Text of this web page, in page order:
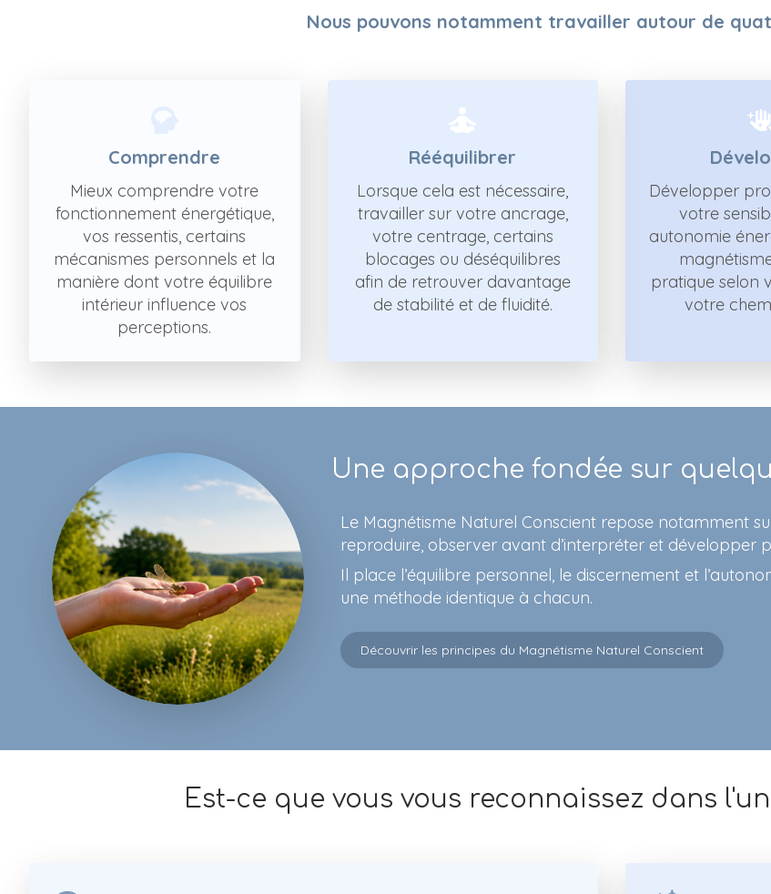
Nous pouvons notamment travailler autour de
Comprendre
Mieux comprendre votre
fonctionnement énergétique,
vos ressentis, certains
mécanismes personnels et la
manière dont votre équilibre
intérieur influence vos
perceptions.
Rééquilibrer
Lorsque cela est nécessaire,
travailler sur votre ancrage,
votre centrage, certains
blocages ou déséquilibres
afin de retrouver davantage
de stabilité et de fluidité.
Développer
votre
autonomie
pratique selon
votre
Une approche fondée sur
Le Magnétisme Naturel Conscient repose notamment
reproduire, observer avant d’interpréter et développer
Il place l’équilibre personnel, le discernement et
une méthode identique à chacun.
Découvrir les principes du Magnétisme Naturel Conscient
Est-ce que vous vous reconnaissez dans